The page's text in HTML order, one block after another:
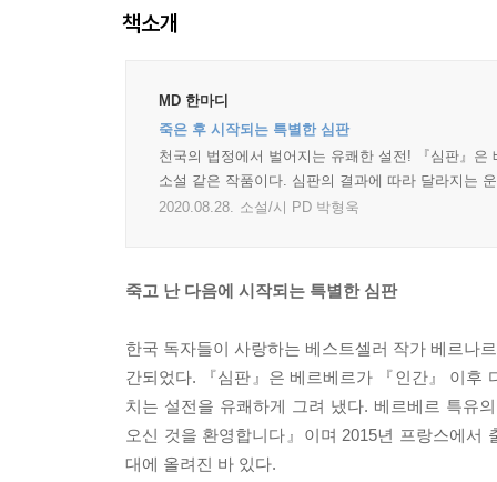
책소개
MD 한마디
죽은 후 시작되는 특별한 심판
천국의 법정에서 벌어지는 유쾌한 설전! 『심판』
소설 같은 작품이다. 심판의 결과에 따라 달라지는
2020.08.28. 소설/시 PD 박형욱
죽고 난 다음에 시작되는 특별한 심판
한국 독자들이 사랑하는 베스트셀러 작가 베르나
간되었다. 『심판』은 베르베르가 『인간』 이후
치는 설전을 유쾌하게 그려 냈다. 베르베르 특유
오신 것을 환영합니다』이며 2015년 프랑스에서
대에 올려진 바 있다.